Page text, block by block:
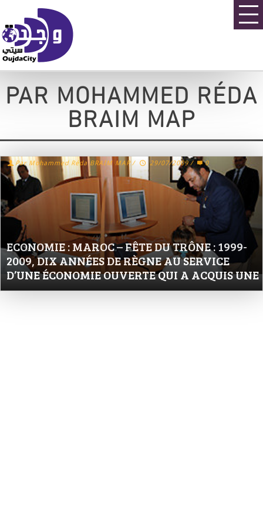
PAR MOHAMMED RÉDA
BRAIM MAP
ECONOMIE : MAROC – FÊTE DU TRÔNE : 1999-
2009, DIX ANNÉES DE RÈGNE AU SERVICE
D’UNE ÉCONOMIE OUVERTE QUI A ACQUIS UNE
Par Mohammed Réda BRAIM MAP / 29/07/2009 / 0